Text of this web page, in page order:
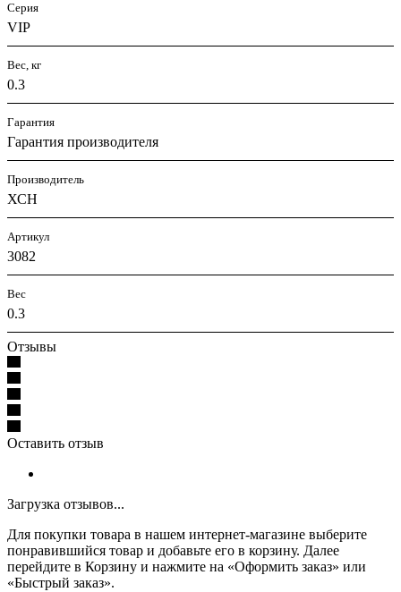
Серия
VIP
Вес, кг
0.3
Гарантия
Гарантия производителя
Производитель
ХСН
Артикул
3082
Вес
0.3
Отзывы
Оставить отзыв
Загрузка отзывов...
Для покупки товара в нашем интернет-магазине выберите
понравившийся товар и добавьте его в корзину. Далее
перейдите в Корзину и нажмите на «Оформить заказ» или
«Быстрый заказ».